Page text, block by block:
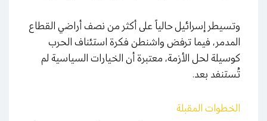
وتسيطر إسرائيل حالياً على أكثر من نصف أراضي القطاع
المدمر، فيما ترفض واشنطن فكرة استئناف الحرب
كوسيلة لحل الأزمة، معتبرة أن الخيارات السياسية لم
تُستنفد بعد.
الخطوات المقبلة